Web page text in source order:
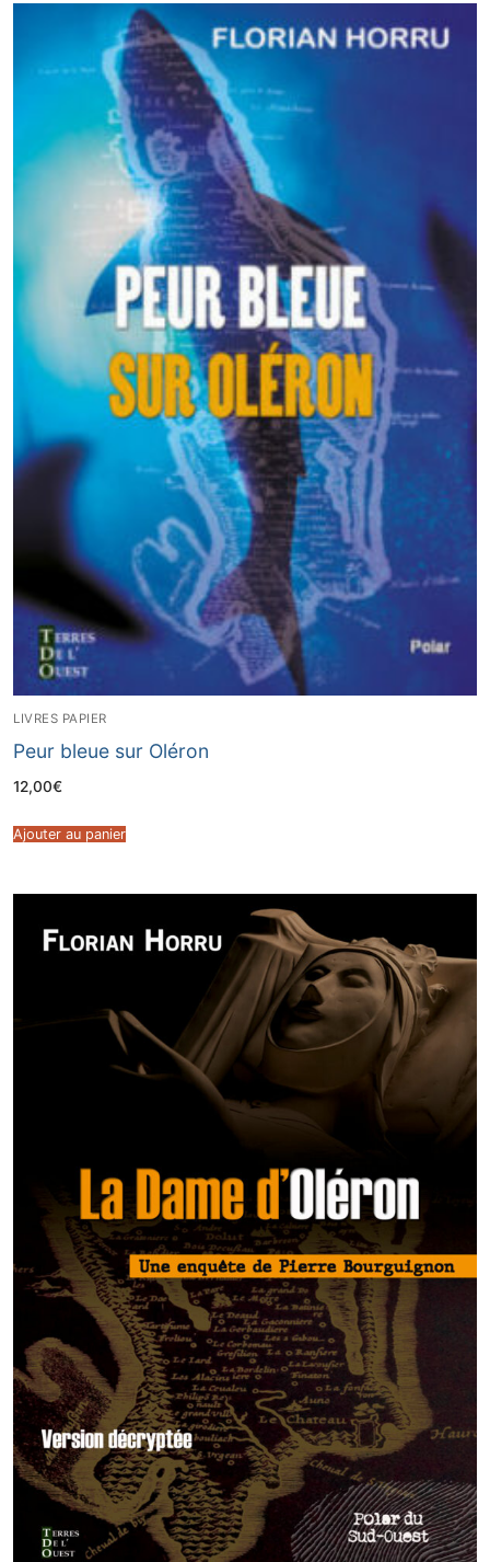
LIVRES PAPIER
Peur bleue sur Oléron
12,00€
Ajouter au panier